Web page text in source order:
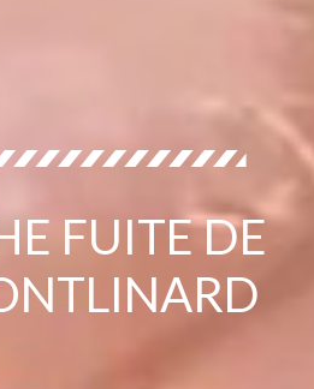
FUITE DE